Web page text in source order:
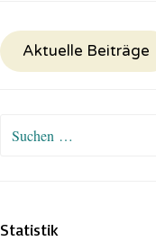
Aktuelle Beiträge
Suchen
Statistik